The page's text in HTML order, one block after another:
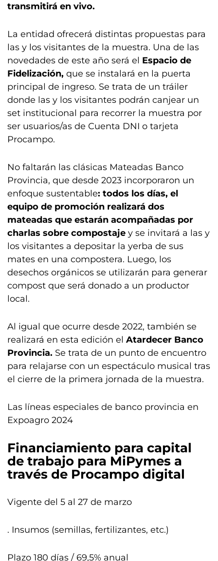
transmitirá en vivo.
La entidad ofrecerá distintas propuestas para
las y los visitantes de la muestra. Una de las
novedades de este año será el Espacio de
Fidelización, que se instalará en la puerta
principal de ingreso. Se trata de un tráiler
donde las y los visitantes podrán canjear un
set institucional para recorrer la muestra por
ser usuarios/as de Cuenta DNI o tarjeta
Procampo.
No faltarán las clásicas Mateadas Banco
Provincia, que desde 2023 incorporaron un
enfoque sustentable: todos los días, el
equipo de promoción realizará dos
mateadas que estarán acompañadas por
charlas sobre compostaje y se invitará a las y
los visitantes a depositar la yerba de sus
mates en una compostera. Luego, los
desechos orgánicos se utilizarán para generar
compost que será donado a un productor
local.
Al igual que ocurre desde 2022, también se
realizará en esta edición el Atardecer Banco
Provincia. Se trata de un punto de encuentro
para relajarse con un espectáculo musical tras
el cierre de la primera jornada de la muestra.
Las líneas especiales de banco provincia en
Expoagro 2024
Financiamiento para capital
de trabajo para MiPymes a
través de Procampo digital
Vigente del 5 al 27 de marzo
. Insumos (semillas, fertilizantes, etc.)
Plazo 180 días / 69,5% anual